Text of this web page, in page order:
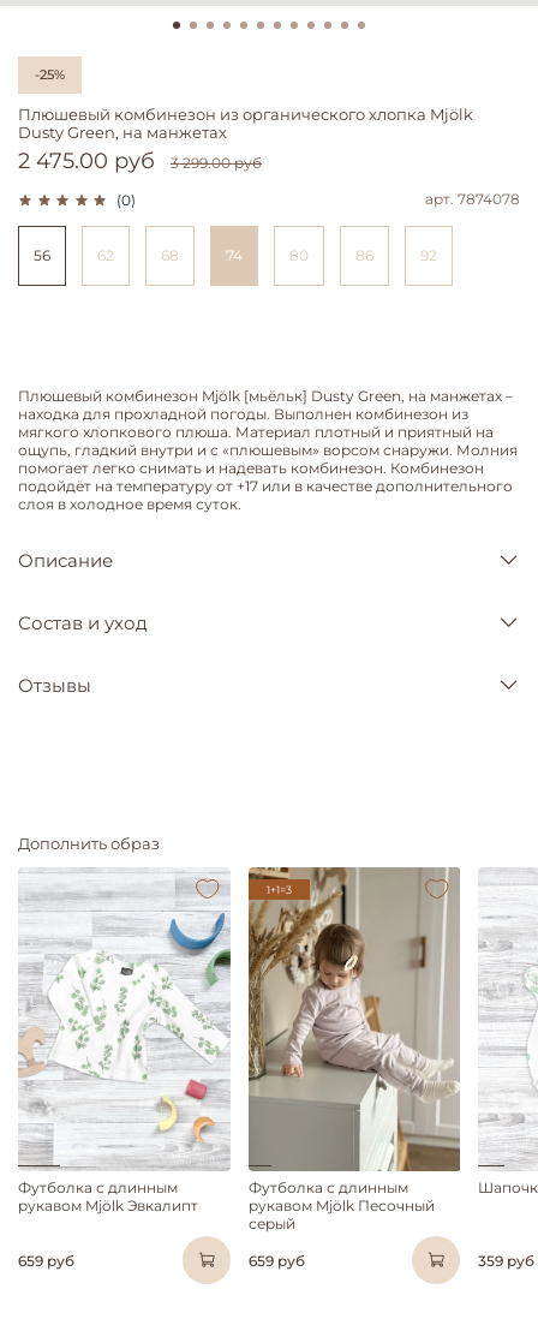
-25%
(0) арт. 7874078
Плюшевый комбинезон из органического хлопка Mjölk
Dusty Green, на манжетах
2 475.00 руб 3 299.00 руб
56 62 68 74 80 86 92
Плюшевый комбинезон Mjölk [мьёльк] Dusty Green, на манжетах –
находка для прохладной погоды. Выполнен комбинезон из
мягкого хлопкового плюша. Материал плотный и приятный на
ощупь, гладкий внутри и с «плюшевым» ворсом снаружи. Молния
помогает легко снимать и надевать комбинезон. Комбинезон
подойдёт на температуру от +17 или в качестве дополнительного
слоя в холодное время суток.
Описание
Состав и уход
Отзывы
Дополнить образ
Футболка с длинным
рукавом Mjölk Эвкалипт
659 руб
1+1=3
Футболка с длинным
рукавом Mjölk Песочный
серый
659 руб 359 руб